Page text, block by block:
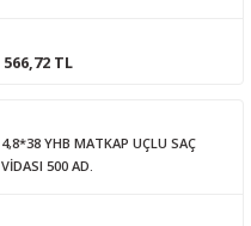
566,72 TL
4,8*38 YHB MATKAP UÇLU SAÇ
VİDASI 500 AD.